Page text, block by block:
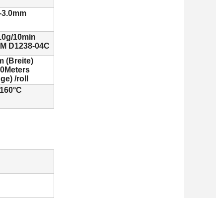
3.0mm
10min
D1238-04C
(Breite)
/roll